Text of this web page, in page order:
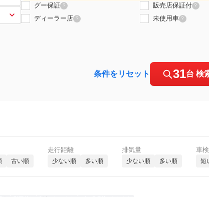
グー保証 ? 販売店保証付 ?
ディーラー店 ? 未使用車 ?
条件をリセット 31台 検
古い順
走行距離
少ない順 多い順
排気量
少ない順 多い順
車検
短